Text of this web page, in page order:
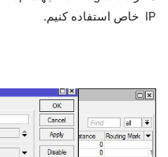
IP خاص استفاده کنیم.